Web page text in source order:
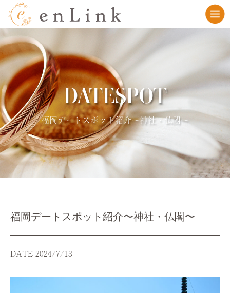
DATESPOT
福岡デートスポット紹介〜神社・仏閣〜
福岡デートスポット紹介〜神社・仏閣〜
DATE 2024/7/13